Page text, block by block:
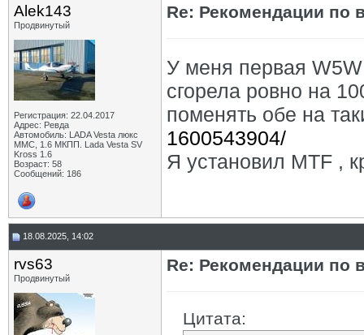
Alek143
Продвинутый
Регистрация: 22.04.2017
Адрес: Ревда
Автомобиль: LADA Vesta люкс
ММС, 1.6 МКПП. Lada Vesta SV
Kross 1.6
Возраст: 58
Сообщений: 186
Re: Рекомендации по
У меня первая
сгорела ровно на
поменять обе на
1600543904/
Я установил MTF ,
18.08.2025, 14:02
rvs63
Продвинутый
Re: Рекомендации по
Цитата: